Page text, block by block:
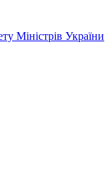
Міністрів України